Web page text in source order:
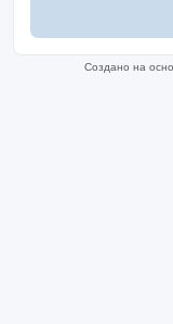
Создано на